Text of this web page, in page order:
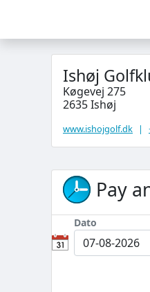
Ishøj
Køgevej 275
2635 Ishøj
www.ishojgolf.dk |
Pay
Dato